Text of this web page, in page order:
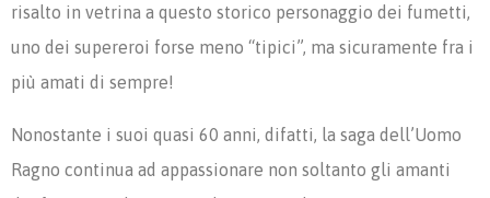
risalto in vetrina a questo storico personaggio dei fumetti,
uno dei supereroi forse meno “tipici”, ma sicuramente fra i
più amati di sempre!
Nonostante i suoi quasi 60 anni, difatti, la saga dell’Uomo
Ragno continua ad appassionare non soltanto gli amanti